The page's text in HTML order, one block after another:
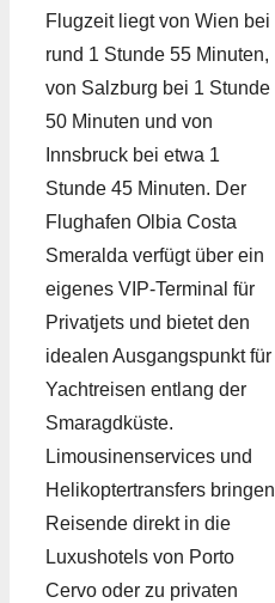
Flugzeit liegt von Wien bei
rund 1 Stunde 55 Minuten,
von Salzburg bei 1 Stunde
50 Minuten und von
Innsbruck bei etwa 1
Stunde 45 Minuten. Der
Flughafen Olbia Costa
Smeralda verfügt über ein
eigenes VIP-Terminal für
Privatjets und bietet den
idealen Ausgangspunkt für
Yachtreisen entlang der
Smaragdküste.
Limousinenservices und
Helikoptertransfers bringen
Reisende direkt in die
Luxushotels von Porto
Cervo oder zu privaten